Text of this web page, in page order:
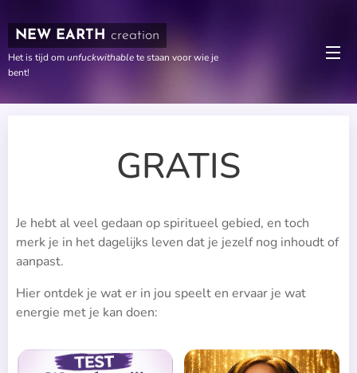
NEW EARTH creation
Het is tijd omunfuckwithablete staan voor wie je
bent!
GRATIS
Je hebt al veel gedaan op spiritueel gebied, en toch
merk je in het dagelijks leven dat je jezelf nog inhoudt of
aanpast.
Hier ontdek je wat er in jou speelt en ervaar je wat
energie met je kan doen: